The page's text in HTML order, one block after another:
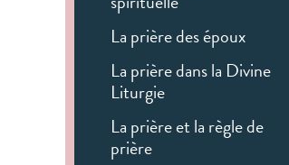
La prière des époux
La prière dans la Divine
Liturgie
La prière et la règle de
prière